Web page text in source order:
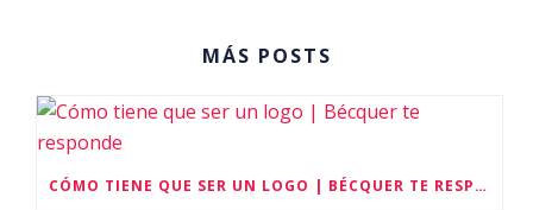
MÁS POSTS
CÓMO TIENE QUE SER UN LOGO | BÉCQUER TE RESPONDE